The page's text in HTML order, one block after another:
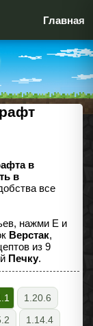
Главная
в
в
все
нажми E и
Верстак,
из 9
Печку.
1.20.6
1.14.4